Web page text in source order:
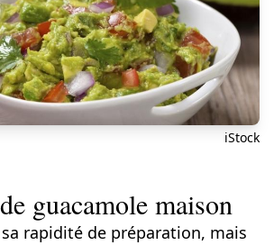
iStock
guacamole maison
rapidité de préparation, mais